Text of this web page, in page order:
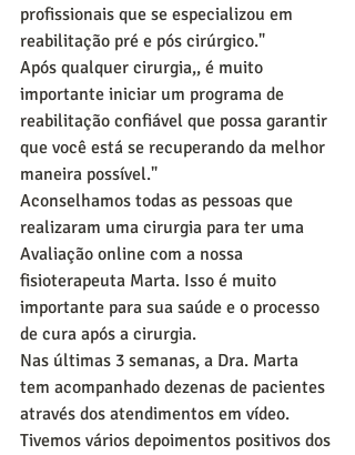
profissionais que se especializou em
reabilitação pré e pós cirúrgico."
Após qualquer cirurgia,, é muito
importante iniciar um programa de
reabilitação confiável que possa garantir
que você está se recuperando da melhor
maneira possível."
Aconselhamos todas as pessoas que
realizaram uma cirurgia para ter uma
Avaliação online com a nossa
fisioterapeuta Marta. Isso é muito
importante para sua saúde e o processo
de cura após a cirurgia.
Nas últimas 3 semanas, a Dra. Marta
tem acompanhado dezenas de pacientes
através dos atendimentos em vídeo.
Tivemos vários depoimentos positivos dos